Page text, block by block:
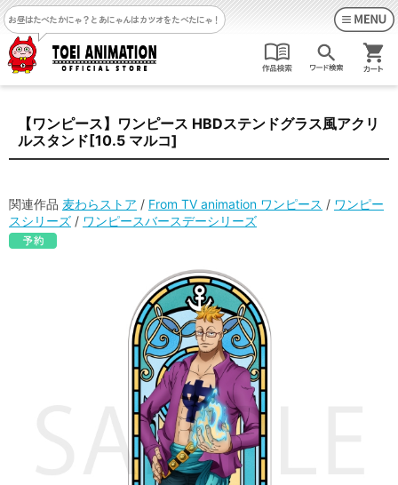
お昼はたべたかにゃ？ とあにゃんはカツオをたべたにゃ！
【ワンピース】ワンピース HBDステンドグラス風アクリ
ルスタンド[10.5 マルコ]
関連作品 麦わらストア / From TV animation ワンピース / ワンピー
スシリーズ / ワンピースバースデーシリーズ